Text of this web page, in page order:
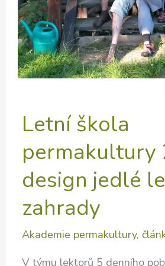
Letní škola
permakultury
design jedlé
zahrady
Akademie permakultury,
V týmu lektorů 5 denního